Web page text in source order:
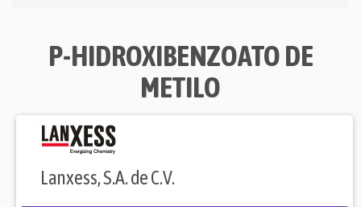
P-HIDROXIBENZOATO DE
METILO
Lanxess, S.A. de C.V.